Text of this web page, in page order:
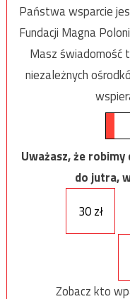
Państwa wsparcie
Fundacji Magna
Masz świadomość
niezależnych
Uważasz, że
do jutra,
30 zł
Zobacz kto